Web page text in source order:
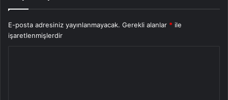
E-posta adresiniz yayınlanmayacak. Gerekli alanlar * ile
işaretlenmişlerdir